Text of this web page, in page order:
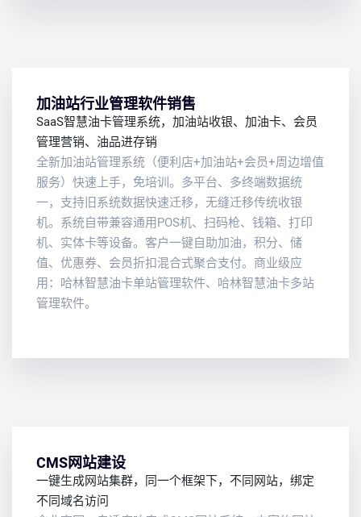
加油站行业管理软件销售
SaaS智慧油卡管理系统，加油站收银、加油卡、会员
管理营销、油品进存销
全新加油站管理系统（便利店+加油站+会员+周边增值
服务）快速上手，免培训。多平台、多终端数据统
一，支持旧系统数据快速迁移，无缝迁移传统收银
机。系统自带兼容通用POS机、扫码枪、钱箱、打印
机、实体卡等设备。客户一键自助加油，积分、储
值、优惠券、会员折扣混合式聚合支付。商业级应
用：哈林智慧油卡单站管理软件、哈林智慧油卡多站
管理软件。
CMS网站建设
一键生成网站集群，同一个框架下，不同网站，绑定
不同域名访问